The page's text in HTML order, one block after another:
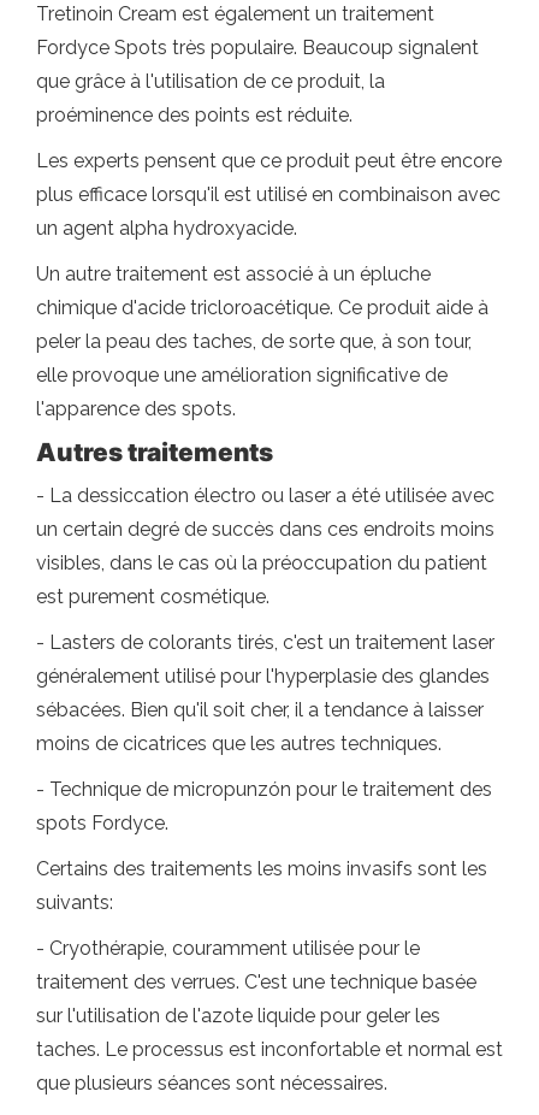
Tretinoin Cream est également un traitement
Fordyce Spots très populaire. Beaucoup signalent
que grâce à l'utilisation de ce produit, la
proéminence des points est réduite.
Les experts pensent que ce produit peut être encore
plus efficace lorsqu'il est utilisé en combinaison avec
un agent alpha hydroxyacide.
Un autre traitement est associé à un épluche
chimique d'acide tricloroacétique. Ce produit aide à
peler la peau des taches, de sorte que, à son tour,
elle provoque une amélioration significative de
l'apparence des spots.
Autres traitements
- La dessiccation électro ou laser a été utilisée avec
un certain degré de succès dans ces endroits moins
visibles, dans le cas où la préoccupation du patient
est purement cosmétique.
- Lasters de colorants tirés, c'est un traitement laser
généralement utilisé pour l'hyperplasie des glandes
sébacées. Bien qu'il soit cher, il a tendance à laisser
moins de cicatrices que les autres techniques.
- Technique de micropunzón pour le traitement des
spots Fordyce.
Certains des traitements les moins invasifs sont les
suivants:
- Cryothérapie, couramment utilisée pour le
traitement des verrues. C'est une technique basée
sur l'utilisation de l'azote liquide pour geler les
taches. Le processus est inconfortable et normal est
que plusieurs séances sont nécessaires.